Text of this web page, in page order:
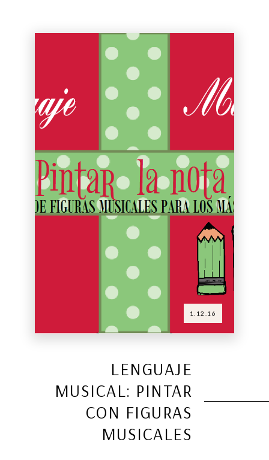
1.12.16
LENGUAJE
MUSICAL: PINTAR
CON FIGURAS
MUSICALES